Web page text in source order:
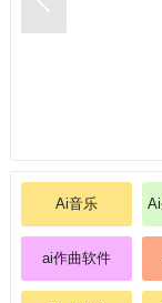
Ai音乐
ai作曲软件